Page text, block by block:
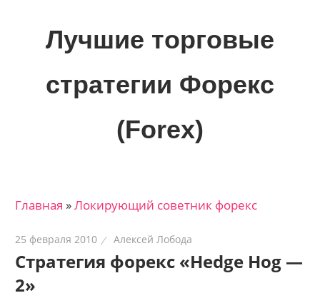
Лучшие торговые
стратегии Форекс
(Forex)
трейдеров
финансовых
рынках:
стратегии,
Главная »Локирующий советник форекс
25 февраля 2010 Алексей Лобода
Стратегия форекс «Hedge Hog —
2»